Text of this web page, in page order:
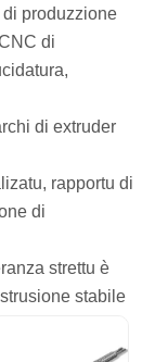
di produzzione
di
di extruder
rapportu di
di
strettu è
stabile